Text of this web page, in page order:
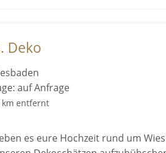
Deko
auf Anfrage
km entfernt
es eure Hochzeit rund um